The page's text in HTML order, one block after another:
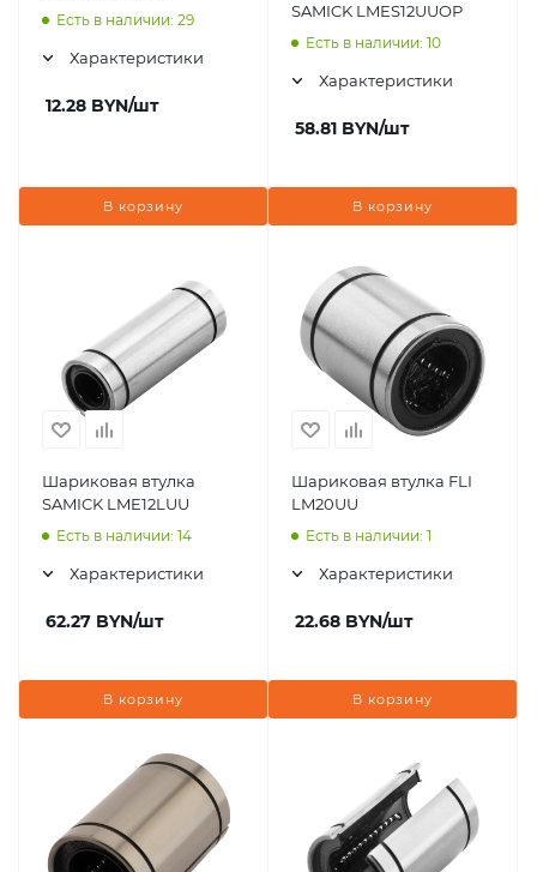
Есть в наличии: 29
Характеристики
12.28 BYN/шт
В корзину
SAMICK LMES12UUOP
Есть в наличии: 10
Характеристики
58.81 BYN/шт
В корзину
Шариковая втулка
SAMICK LME12LUU
Есть в наличии: 14
Характеристики
62.27 BYN/шт
В корзину
Шариковая втулка FLI
LM20UU
Есть в наличии: 1
Характеристики
22.68 BYN/шт
В корзину